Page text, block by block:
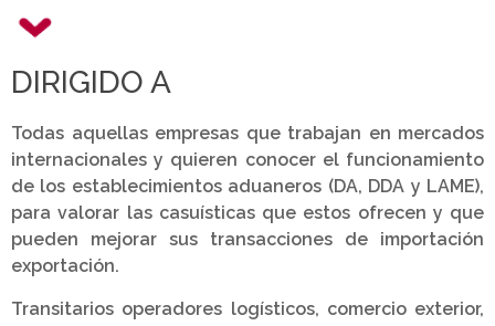
DIRIGIDO A
Todas aquellas empresas que trabajan en mercados
internacionales y quieren conocer el funcionamiento
de los establecimientos aduaneros (DA, DDA y LAME),
para valorar las casuísticas que estos ofrecen y que
pueden mejorar sus transacciones de importación
exportación.
Transitarios operadores logísticos, comercio exterior,